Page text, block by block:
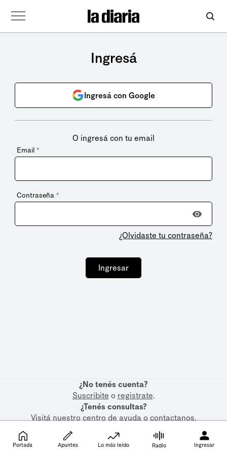
Ingresá
Ingresá con Google
O ingresá con tu email
Email *
Contraseña *
¿Olvidaste tu contraseña?
Ingresar
¿No tenés cuenta?
Suscribite o registrate.
¿Tenés consultas?
Visitá nuestrocentro de ayudaocontactanos.
Portada Apuntes Lo más leído Radio Ingresar